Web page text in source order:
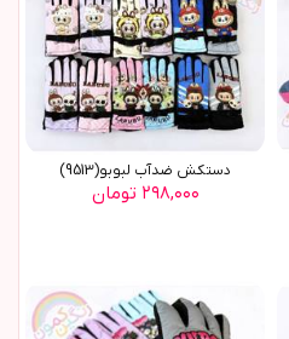
دستکش ضدآب لبوبو(9513)
۲۹۸,۰۰۰ تومان